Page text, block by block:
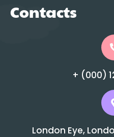
Contacts
+ (000)
London Eye,